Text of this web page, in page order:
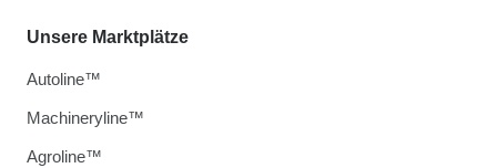
Unsere Marktplätze
Autoline™
Machineryline™
Agroline™